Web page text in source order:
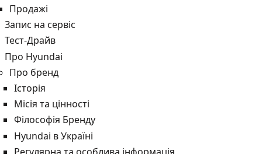
Продажі
Запис на сервіс
Тест-Драйв
Про Hyundai
Про бренд
Історія
Місія та цінності
Філософія Бренду
Hyundai в Україні